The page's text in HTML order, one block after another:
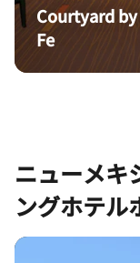
Courtyard
Fe
ニューメキ
ングホテル